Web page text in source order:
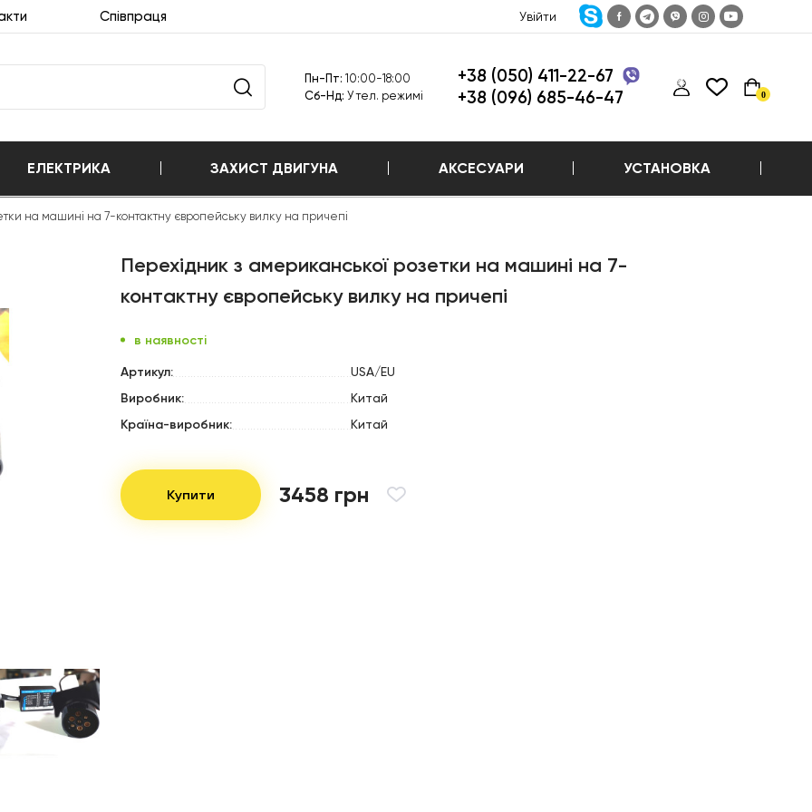
Співпраця Увійти
Пн-Пт: 10:00-18:00
Cб-Нд: У тел. режимі
+38 (050) 411-22-67
+38 (096) 685-46-47
0
ЕЛЕКТРИКА ЗАХИСТ ДВИГУНА АКСЕСУАРИ УСТАНОВКА
на машині на 7-контактну європейську вилку на причепі
Перехідник з американської розетки на машині на 7-
контактну європейську вилку на причепі
в наявності
Артикул: USA/EU
Виробник: Китай
Країна-виробник: Китай
Купити 3458 грн